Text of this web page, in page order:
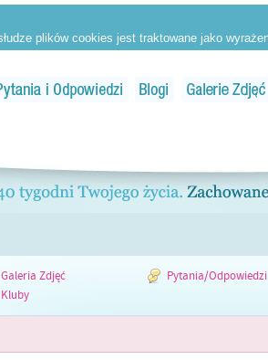
Galeria Zdjęć
Pytania/Odpowiedzi
Kluby